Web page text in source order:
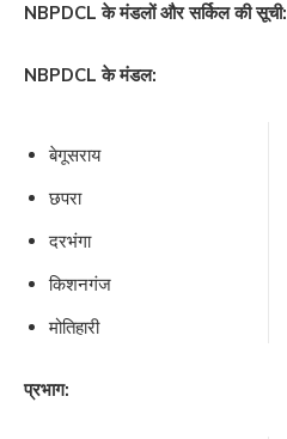
NBPDCL के मंडलों और सर्किल की सूची:
NBPDCL के मंडल:
बेगूसराय
छपरा
दरभंगा
किशनगंज
मोतिहारी
प्रभाग: